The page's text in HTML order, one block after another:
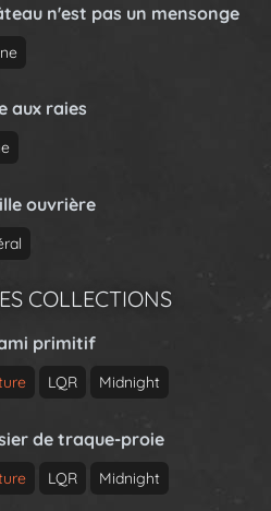
n'est pas un mensonge
aux raies
ouvrière
COLLECTIONS
primitif
LQR Midnight
de traque-proie
LQR Midnight